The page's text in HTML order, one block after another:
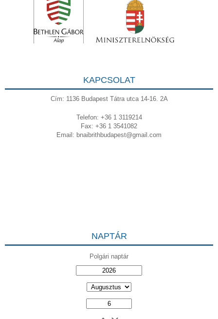
KAPCSOLAT
Cím: 1136 Budapest Tátra utca 14-16. 2A
Telefon: +36 1 3119214
Fax: +36 1 3541082
Email: bnaibrithbudapest@gmail.com
NAPTÁR
Polgári naptár